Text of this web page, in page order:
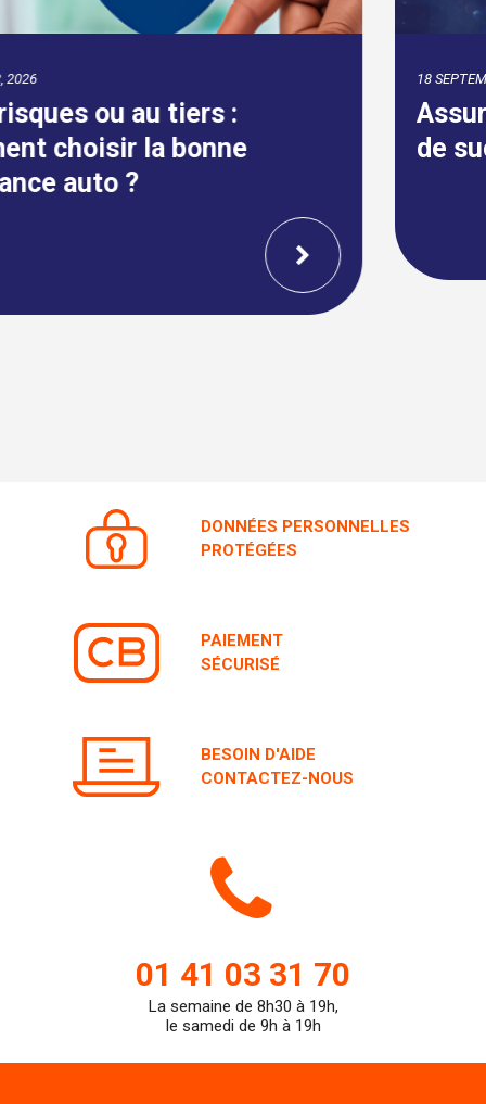
Assurpeople.com célèbre 22 ans
de succès ininterrompu !
DONNÉES PERSONNELLES
PROTÉGÉES
PAIEMENT
SÉCURISÉ
BESOIN D'AIDE
CONTACTEZ-NOUS
Icone
de
01 41 03 31 70
La semaine de 8h30 à 19h,
le samedi de 9h à 19h